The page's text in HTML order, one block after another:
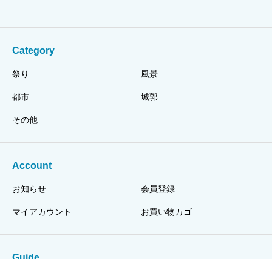
Category
祭り 風景
都市 城郭
その他
Account
お知らせ 会員登録
マイアカウント お買い物カゴ